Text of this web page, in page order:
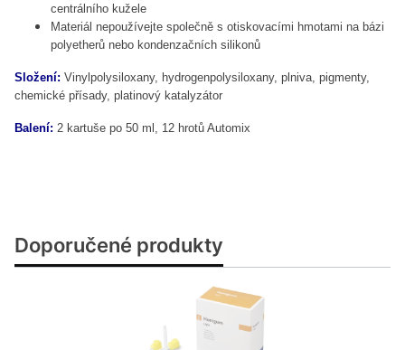
centrálního kužele
Materiál nepoužívejte společně s otiskovacími hmotami na bázi
polyetherů nebo kondenzačních silikonů
Složení: Vinylpolysiloxany, hydrogenpolysiloxany, plniva, pigmenty,
chemické přísady, platinový katalyzátor
Balení: 2 kartuše po 50 ml, 12 hrotů Automix
Doporučené produkty